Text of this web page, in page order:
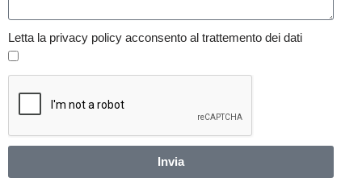
Letta la privacy policy acconsento al trattemento dei dati
Invia